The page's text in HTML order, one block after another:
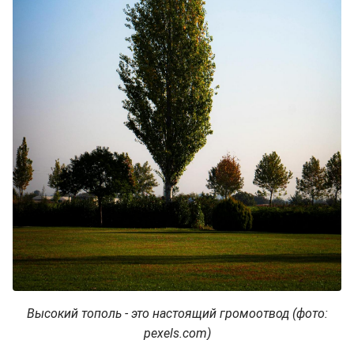
Высокий тополь - это настоящий громоотвод (фото:
pexels.com)